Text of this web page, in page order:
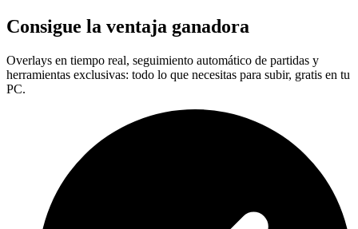
Consigue la ventaja ganadora
Overlays en tiempo real, seguimiento automático de partidas y
herramientas exclusivas: todo lo que necesitas para subir, gratis en tu
PC.